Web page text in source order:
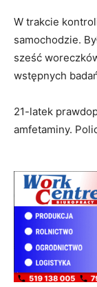
W trakcie
samochodzie.
sześć
wstępnych
21-latek
amfetaminy.